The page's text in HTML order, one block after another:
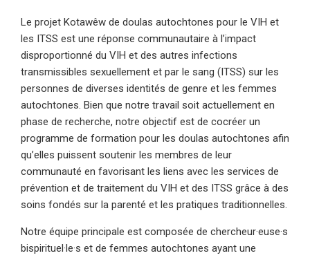
Le projet Kotawêw de doulas autochtones pour le VIH et
les ITSS est une réponse communautaire à l’impact
disproportionné du VIH et des autres infections
transmissibles sexuellement et par le sang (ITSS) sur les
personnes de diverses identités de genre et les femmes
autochtones. Bien que notre travail soit actuellement en
phase de recherche, notre objectif est de cocréer un
programme de formation pour les doulas autochtones afin
qu’elles puissent soutenir les membres de leur
communauté en favorisant les liens avec les services de
prévention et de traitement du VIH et des ITSS grâce à des
soins fondés sur la parenté et les pratiques traditionnelles.
Notre équipe principale est composée de chercheur·euse·s
bispirituel·le·s et de femmes autochtones ayant une